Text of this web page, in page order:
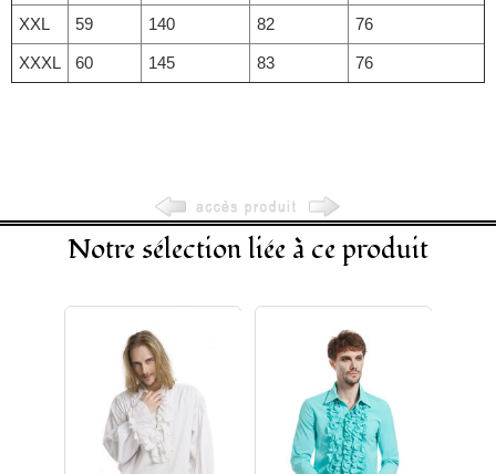
XXL 59 140 82 76
XXXL 60 145 83 76
Notre sélection liée à ce produit